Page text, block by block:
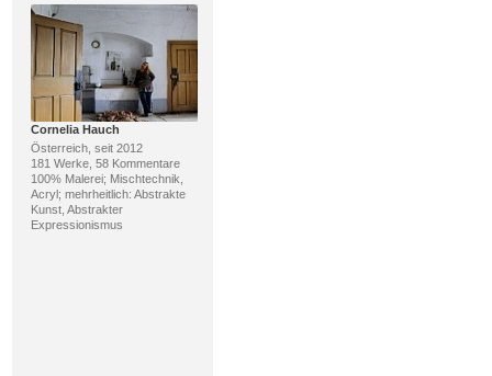
Cornelia Hauch
Österreich, seit 2012
181 Werke, 58 Kommentare
100% Malerei; Mischtechnik,
Acryl; mehrheitlich: Abstrakte
Kunst, Abstrakter
Expressionismus